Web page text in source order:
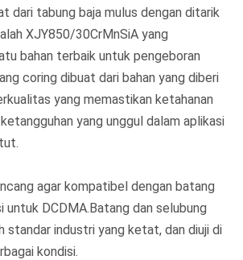
dari tabung baja mulus dengan ditarik
XJY850/30CrMnSiA yang
bahan terbaik untuk pengeboran
coring dibuat dari bahan yang diberi
yang memastikan ketahanan
yang unggul dalam aplikasi
agar kompatibel dengan batang
untuk DCDMA.Batang dan selubung
standar industri yang ketat, dan diuji di
kondisi.